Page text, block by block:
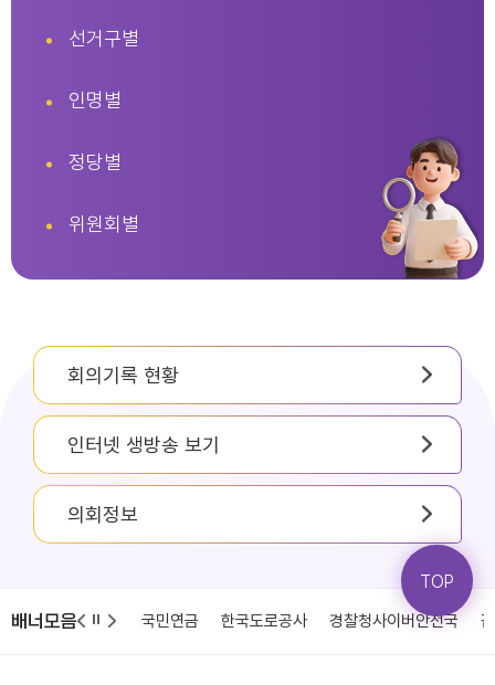
선거구별
인명별
정당별
위원회별
회의기록 현황
인터넷 생방송 보기
의회정보
배너모음
민건강보험 국민연금 한국도로공사 경찰청사이버안전국 감사원
TOP